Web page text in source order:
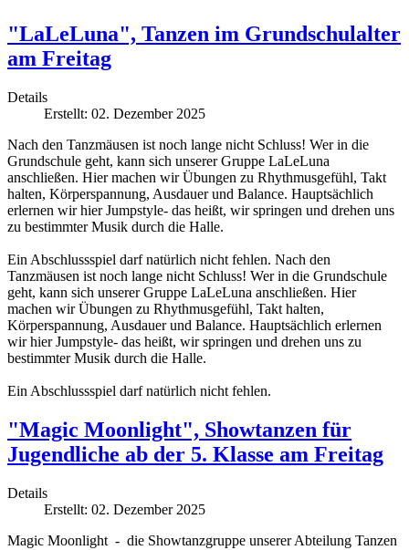
"LaLeLuna", Tanzen im Grundschulalter
am Freitag
Details
Erstellt: 02. Dezember 2025
Nach den Tanzmäusen ist noch lange nicht Schluss! Wer in die
Grundschule geht, kann sich unserer Gruppe LaLeLuna
anschließen. Hier machen wir Übungen zu Rhythmusgefühl, Takt
halten, Körperspannung, Ausdauer und Balance. Hauptsächlich
erlernen wir hier Jumpstyle- das heißt, wir springen und drehen uns
zu bestimmter Musik durch die Halle.
Ein Abschlussspiel darf natürlich nicht fehlen. Nach den
Tanzmäusen ist noch lange nicht Schluss! Wer in die Grundschule
geht, kann sich unserer Gruppe LaLeLuna anschließen. Hier
machen wir Übungen zu Rhythmusgefühl, Takt halten,
Körperspannung, Ausdauer und Balance. Hauptsächlich erlernen
wir hier Jumpstyle- das heißt, wir springen und drehen uns zu
bestimmter Musik durch die Halle.
Ein Abschlussspiel darf natürlich nicht fehlen.
"Magic Moonlight", Showtanzen für
Jugendliche ab der 5. Klasse am Freitag
Details
Erstellt: 02. Dezember 2025
Magic Moonlight - die Showtanzgruppe unserer Abteilung Tanzen